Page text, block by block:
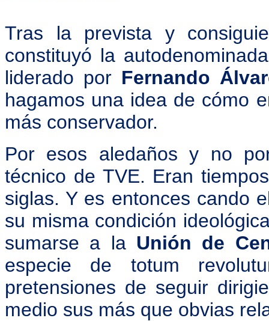
Tras la prevista y
constituyó la
liderado por Fernando
hagamos una idea de cómo
más conservador.
Por esos aledaños y no
técnico de TVE. Eran
siglas. Y es entonces cando
su misma condición
sumarse a la Unión de
especie de totum
pretensiones de seguir
medio sus más que obvias